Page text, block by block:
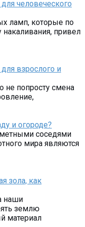
человеческого
ламп, которые по
привел
взрослого и
не попросту смена
и огороде?
соседями
мира являются
зола, как
наши
землю
материал